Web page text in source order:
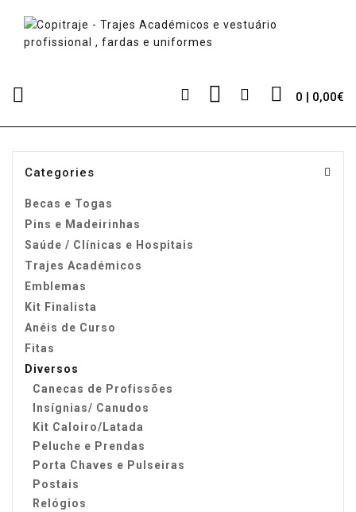
0 | 0,00€
Categories
Becas e Togas
Pins e Madeirinhas
Saúde / Clínicas e Hospitais
Trajes Académicos
Emblemas
Kit Finalista
Anéis de Curso
Fitas
Diversos
Canecas de Profissões
Insígnias/ Canudos
Kit Caloiro/Latada
Peluche e Prendas
Porta Chaves e Pulseiras
Postais
Relógios